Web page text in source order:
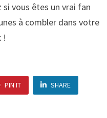
si vous êtes un vrai fan
à combler dans votre
!
PIN IT SHARE